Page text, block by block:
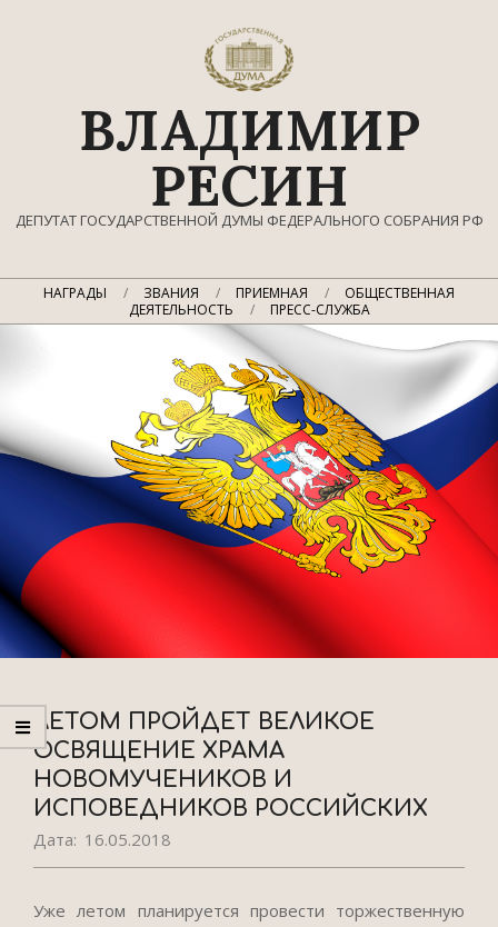
ВЛАДИМИР
РЕСИН
ДЕПУТАТ ГОСУДАРСТВЕННОЙ ДУМЫ ФЕДЕРАЛЬНОГО СОБРАНИЯ РФ
Главное
НАГРАДЫ ЗВАНИЯ ПРИЕМНАЯ
ОБЩЕСТВЕННАЯ
ДЕЯТЕЛЬНОСТЬ
ПРЕСС-СЛУЖБА
ЛЕТОМ ПРОЙДЕТ ВЕЛИКОЕ
ОСВЯЩЕНИЕ ХРАМА
НОВОМУЧЕНИКОВ И
ИСПОВЕДНИКОВ РОССИЙСКИХ
Дата: 16.05.2018
Уже летом планируется провести торжественную